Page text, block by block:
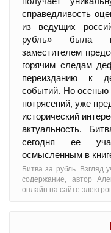
справедливость
из ведущих
рубль» была
заместителем
горячим следам
переизданию к
событий. Но осенью
потрясений, уже
исторический
актуальность.
сегодня ее
осмысленным в
Битва за рубль. Взгляд
содержание, автор
онлайн на сайте